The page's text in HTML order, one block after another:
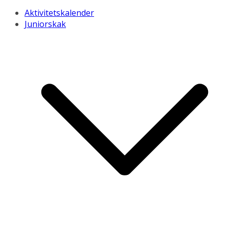
Aktivitetskalender
Juniorskak